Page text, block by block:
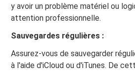
y avoir un problème matériel ou
attention professionnelle.
Sauvegardes régulières :
Assurez-vous de sauvegarder
à l'aide d'iCloud ou d'iTunes. De